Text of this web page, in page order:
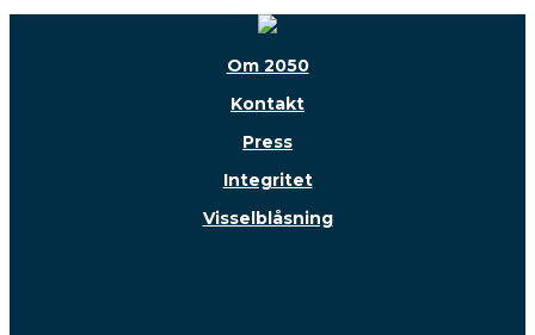
Om 2050
Kontakt
Press
Integritet
Visselblåsning